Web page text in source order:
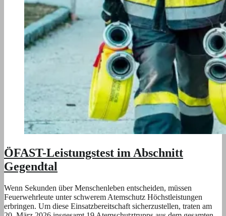
ÖFAST-Leistungstest im Abschnitt
Gegendtal
Wenn Sekunden über Menschenleben entscheiden, müssen
Feuerwehrleute unter schwerem Atemschutz Höchstleistungen
erbringen. Um diese Einsatzbereitschaft sicherzustellen, traten am